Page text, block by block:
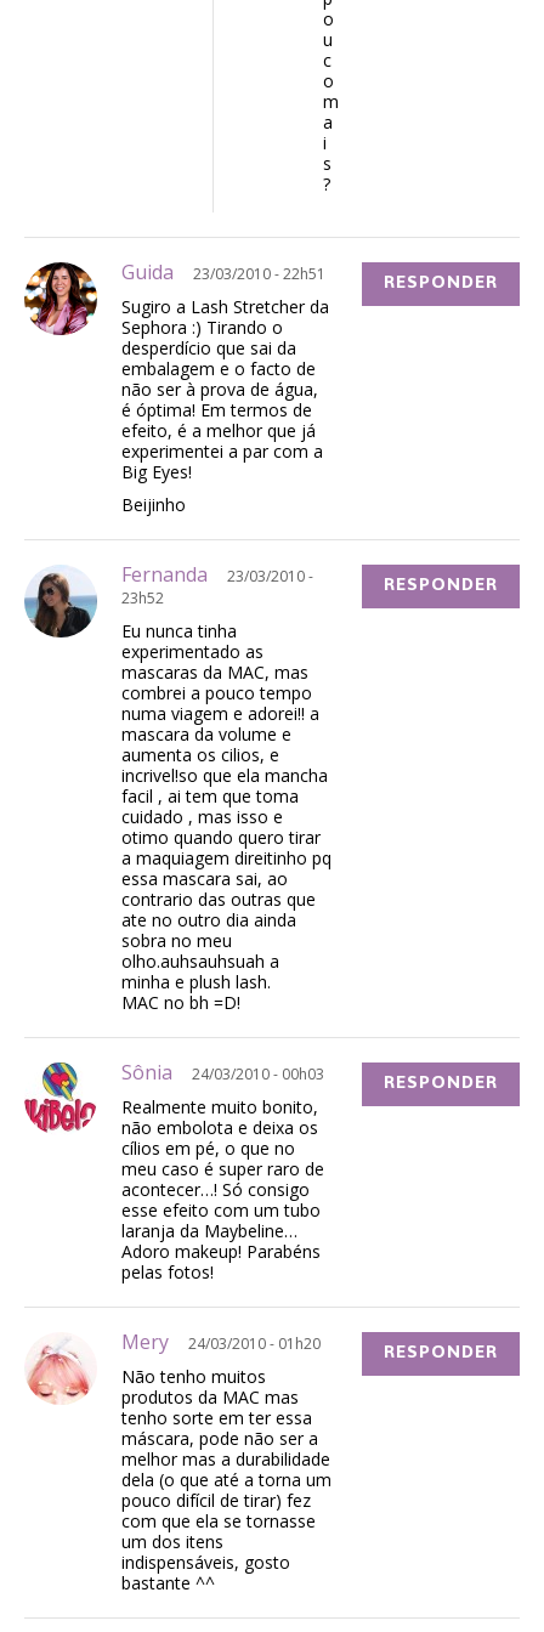
o
u
c
o
m
a
i
s
?
Guida 23/03/2010 - 22h51
Sugiro a Lash Stretcher da
Sephora :) Tirando o
desperdício que sai da
embalagem e o facto de
não ser à prova de água,
é óptima! Em termos de
efeito, é a melhor que já
experimentei a par com a
Big Eyes!
Beijinho
RESPONDER
Fernanda
23/03/2010 -
23h52
Eu nunca tinha
experimentado as
mascaras da MAC, mas
combrei a pouco tempo
numa viagem e adorei!! a
mascara da volume e
aumenta os cilios, e
incrivel!so que ela mancha
facil , ai tem que toma
cuidado , mas isso e
otimo quando quero tirar
a maquiagem direitinho pq
essa mascara sai, ao
contrario das outras que
ate no outro dia ainda
sobra no meu
olho.auhsauhsuah a
minha e plush lash.
MAC no bh =D!
RESPONDER
Sônia 24/03/2010 - 00h03
Realmente muito bonito,
não embolota e deixa os
cílios em pé, o que no
meu caso é super raro de
acontecer…! Só consigo
esse efeito com um tubo
laranja da Maybeline…
Adoro makeup! Parabéns
pelas fotos!
RESPONDER
Mery 24/03/2010 - 01h20
Não tenho muitos
produtos da MAC mas
tenho sorte em ter essa
máscara, pode não ser a
melhor mas a durabilidade
dela (o que até a torna um
pouco difícil de tirar) fez
com que ela se tornasse
um dos itens
indispensáveis, gosto
bastante ^^
RESPONDER